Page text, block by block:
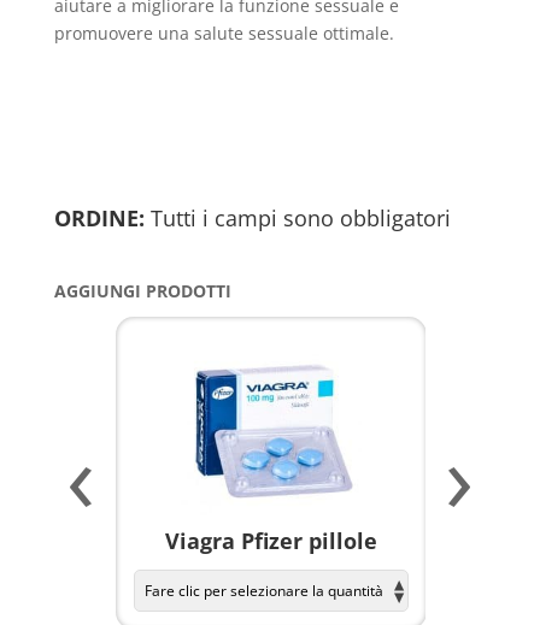
aiutare a migliorare la funzione sessuale e
promuovere una salute sessuale ottimale.
ORDINE: Tutti i campi sono obbligatori
AGGIUNGI PRODOTTI
Viagra Pfizer pillole
‹ ›